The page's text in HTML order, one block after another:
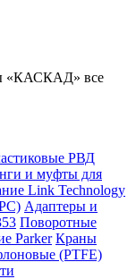
«КАСКАД» все
РВД
и муфты для
Link Technology
Адаптеры и
Поворотные
Parker Краны
(PTFE)